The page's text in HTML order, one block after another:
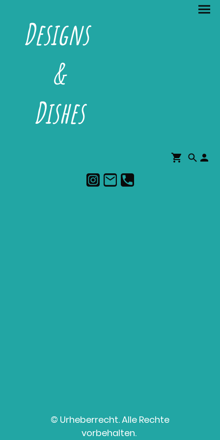
Designs
&
Dishes
© Urheberrecht. Alle Rechte
vorbehalten.